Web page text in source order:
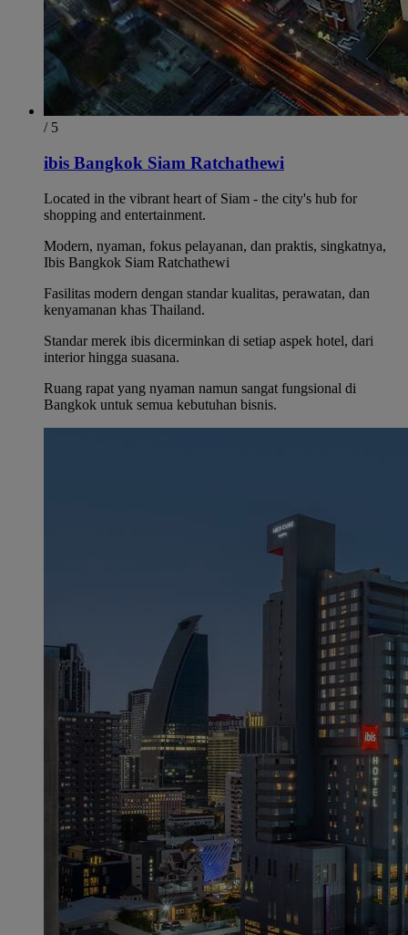
/ 5
ibis Bangkok Siam Ratchathewi
Located in the vibrant heart of Siam - the city's hub for
shopping and entertainment.
Modern, nyaman, fokus pelayanan, dan praktis, singkatnya,
Ibis Bangkok Siam Ratchathewi
Fasilitas modern dengan standar kualitas, perawatan, dan
kenyamanan khas Thailand.
Standar merek ibis dicerminkan di setiap aspek hotel, dari
interior hingga suasana.
Ruang rapat yang nyaman namun sangat fungsional di
Bangkok untuk semua kebutuhan bisnis.